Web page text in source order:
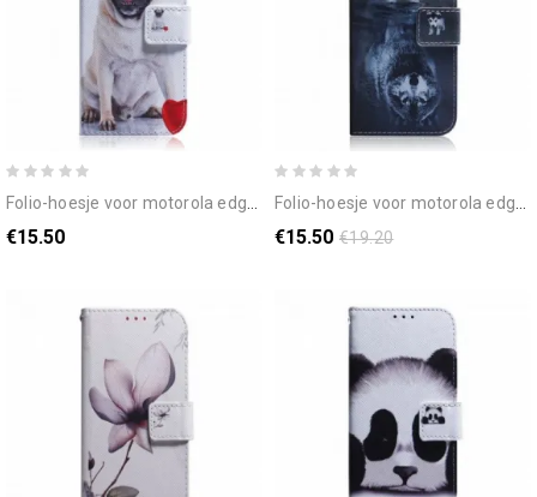
folio-hoesje voor motorola edge 20 mopshond
€15.50
folio-hoesje voor motorola edge 20 ernesto de wolf
€15.50 €19.20